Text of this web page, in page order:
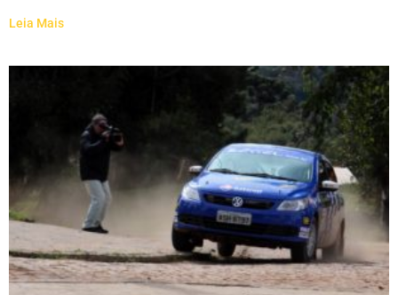
Leia Mais